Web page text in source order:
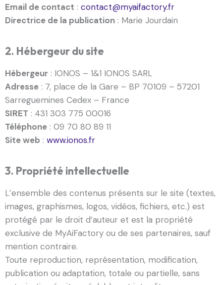
Email de contact : contact@myaifactory.fr
Directrice de la publication : Marie Jourdain
2. Hébergeur du site
Hébergeur : IONOS – 1&1 IONOS SARL
Adresse : 7, place de la Gare – BP 70109 – 57201
Sarreguemines Cedex – France
SIRET : 431 303 775 00016
Téléphone : 09 70 80 89 11
Site web : www.ionos.fr
3. Propriété intellectuelle
L’ensemble des contenus présents sur le site (textes,
images, graphismes, logos, vidéos, fichiers, etc.) est
protégé par le droit d’auteur et est la propriété
exclusive de MyAiFactory ou de ses partenaires, sauf
mention contraire.
Toute reproduction, représentation, modification,
publication ou adaptation, totale ou partielle, sans